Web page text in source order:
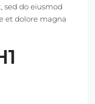
sed do eiusmod
et dolore magna